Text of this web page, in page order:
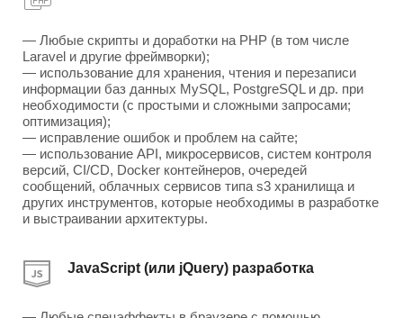
— Любые скрипты и доработки на PHP (в том числе
Laravel и другие фреймворки);
— использование для хранения, чтения и перезаписи
информации баз данных MySQL, PostgreSQL и др. при
необходимости (с простыми и сложными запросами;
оптимизация);
— исправление ошибок и проблем на сайте;
— использование API, микросервисов, систем контроля
версий, CI/CD, Docker контейнеров, очередей
сообщений, облачных сервисов типа s3 хранилища и
других инструментов, которые необходимы в разработке
и выстраивании архитектуры.
JavaScript (или jQuery) разработка